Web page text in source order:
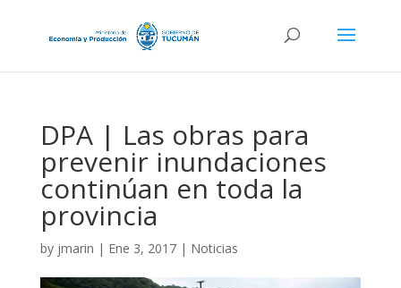
DPA | Las obras para
prevenir inundaciones
continúan en toda la
provincia
by jmarin | Ene 3, 2017| Noticias